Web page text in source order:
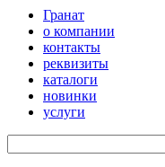
Гранат
о компании
контакты
реквизиты
каталоги
новинки
услуги